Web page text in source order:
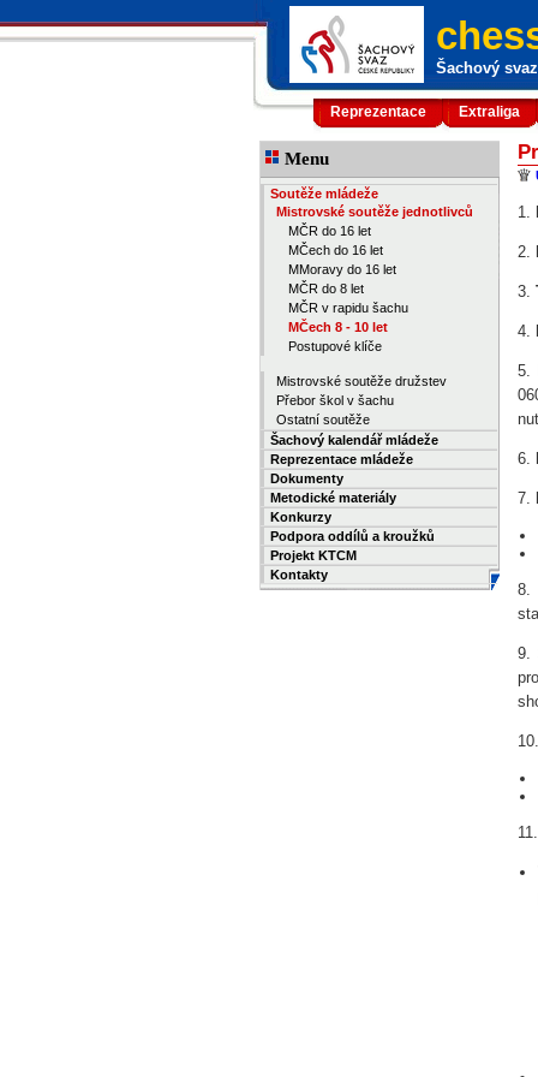
Šachový
Reprezentace Extraliga
Menu
Soutěže mládeže
Mistrovské soutěže jednotlivců
MČR do 16 let
MČech do 16 let
MMoravy do 16 let
MČR do 8 let
MČR v rapidu šachu
MČech 8 - 10 let
Postupové klíče
Mistrovské soutěže družstev
Přebor škol v šachu
Ostatní soutěže
Šachový kalendář mládeže
Reprezentace mládeže
Dokumenty
Metodické materiály
Konkurzy
Podpora oddílů a kroužků
Projekt KTCM
Kontakty
1.
2.
3.
4.
5.
6.
7.
9.
10.
11.